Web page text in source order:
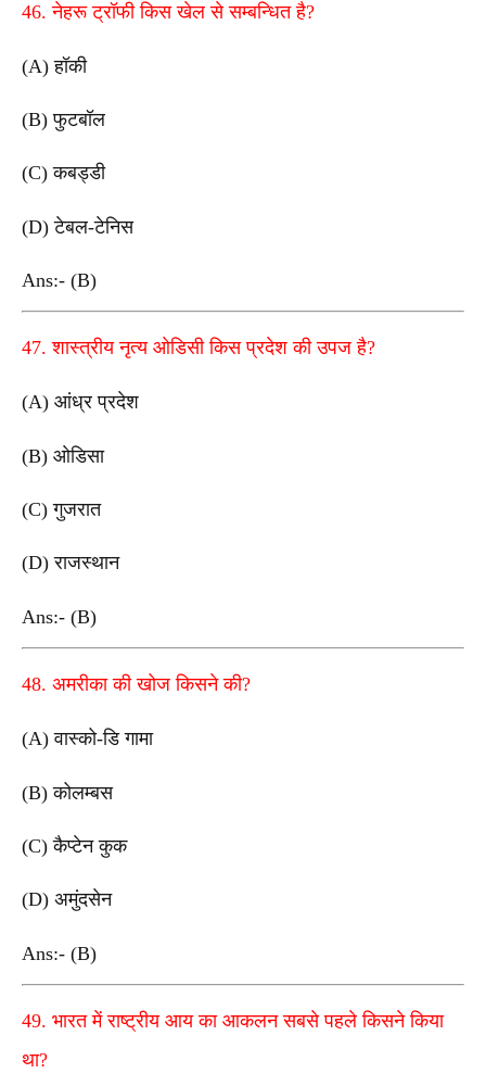
46. नेहरू ट्रॉफी किस खेल से सम्बन्धित है?
(A) हॉकी
(B) फुटबॉल
(C) कबड्डी
(D) टेबल-टेनिस
Ans:- (B)
47. शास्त्रीय नृत्य ओडिसी किस प्रदेश की उपज है?
(A) आंध्र प्रदेश
(B) ओडिसा
(C) गुजरात
(D) राजस्थान
Ans:- (B)
48. अमरीका की खोज किसने की?
(A) वास्को-डि गामा
(B) कोलम्बस
(C) कैप्टेन कुक
(D) अमुंदसेन
Ans:- (B)
49. भारत में राष्ट्रीय आय का आकलन सबसे पहले किसने किया
था?